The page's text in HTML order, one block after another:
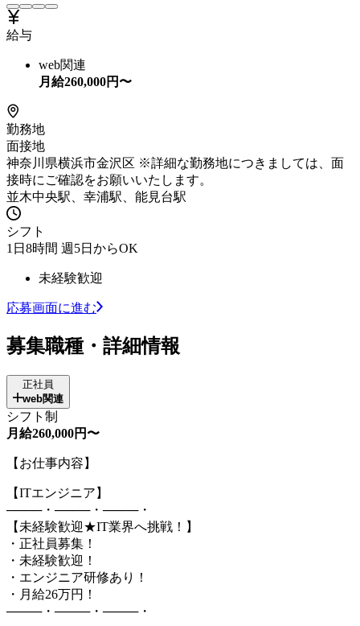
給与
web関連
月給260,000円〜
勤務地
面接地
神奈川県横浜市金沢区 ※詳細な勤務地につきましては、面
接時にご確認をお願いいたします。
並木中央駅、幸浦駅、能見台駅
シフト
1日8時間 週5日からOK
未経験歓迎
応募画面に進む
募集職種・詳細情報
正社員
web関連
シフト制
月給260,000円〜
【お仕事内容】
【ITエンジニア】
────・────・────・
【未経験歓迎★IT業界へ挑戦！】
・正社員募集！
・未経験歓迎！
・エンジニア研修あり！
・月給26万円！
────・────・────・